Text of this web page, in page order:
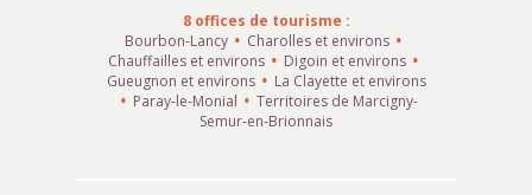
8 offices de tourisme :
Bourbon-Lancy
Charolles et environs
Chauffailles et environs
Digoin et environs
Gueugnon et environs
La Clayette et environs
Paray-le-Monial
Territoires de Marcigny-
Semur-en-Brionnais